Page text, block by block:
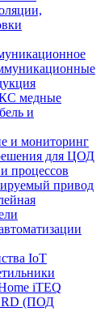
медные
и
и мониторинг
для ЦОД
процессов
привод
IoT
iTEQ
(ПОД